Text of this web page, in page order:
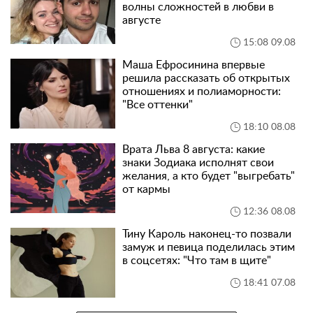
волны сложностей в любви в
августе
15:08 09.08
Маша Ефросинина впервые
решила рассказать об открытых
отношениях и полиаморности:
"Все оттенки"
18:10 08.08
Врата Льва 8 августа: какие
знаки Зодиака исполнят свои
желания, а кто будет "выгребать"
от кармы
12:36 08.08
Тину Кароль наконец-то позвали
замуж и певица поделилась этим
в соцсетях: "Что там в щите"
18:41 07.08